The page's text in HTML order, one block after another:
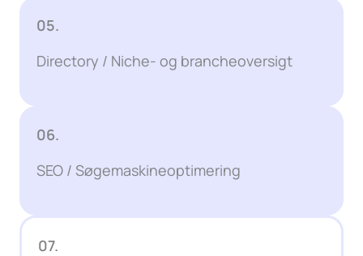
05.
Directory / Niche- og brancheoversigt
06.
SEO / Søgemaskineoptimering
07.